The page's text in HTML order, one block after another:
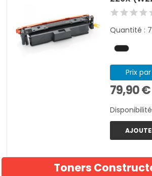
Quantité :
Prix
79,90 €
Toners